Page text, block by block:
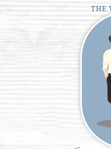
THE
THE WEDDING OF
Ardy &